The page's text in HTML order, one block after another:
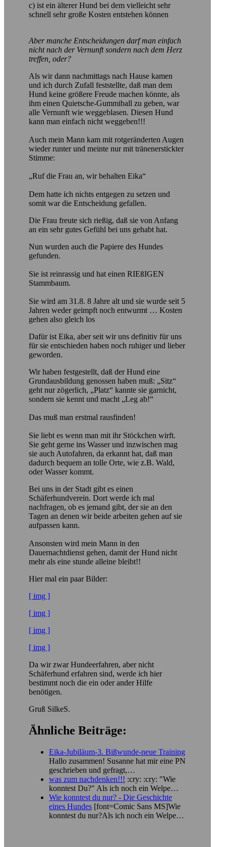
c) ist ein älterer Hund bei dem vielleicht sehr
schnell sehr große Kosten entstehen können
Aber manche Entscheidungen darf man einfach
nicht nach der Vernunft sondern nach dem Herz
treffen, oder?
Als wir dann nachmittags nach Hause kamen
und ich durch Zufall feststellte, daß man dem
Hund keine größere Freude machen könnte, als
ihm einen Quietsche-Gummiball zu geben, war
alle Vernunft wie weggeblasen. Diesen Hund
kann man einfach nicht weggeben!!!
Auch mein Mann kam mit rotgeränderten Augen
wieder runter und meinte nur mit tränenerstickter
Stimme:
„Ruf die Frau an, wir behalten Eika“
Dem hatte ich nichts entgegen zu setzen und
somit war die Entscheidung gefallen.
Die Frau freute sich rießig, daß sie von Anfang
an ein sehr gutes Gefühl bei uns gehabt hat.
Nun wurden auch die Papiere des Hundes
gefunden.
Sie ist reinrassig und hat einen RIEßIGEN
Stammbaum.
Sie wird am 31.8. 8 Jahre alt und sie wurde seit 5
Jahren weder geimpft noch entwurmt … Kosten
gehen also gleich los
Dafür ist Eika, aber seit wir uns definitiv für uns
für sie entschieden haben noch ruhiger und lieber
geworden.
Wir haben festgestellt, daß der Hund eine
Grundausbildung genossen haben muß: „Sitz“
geht nur zögerlich, „Platz“ kannte sie garnicht,
sondern sie kennt und macht „Leg ab!“
Das muß man erstmal rausfinden!
Sie liebt es wenn man mit ihr Stöckchen wirft.
Sie geht gerne ins Wasser und inzwischen mag
sie auch Autofahren, da erkannt hat, daß man
dadurch bequem an tolle Orte, wie z.B. Wald,
oder Wasser kommt.
Bei uns in der Stadt gibt es einen
Schäferhundverein. Dort werde ich mal
nachfragen, ob es jemand gibt, der sie an den
Tagen an denen wir beide arbeiten gehen auf sie
aufpassen kann.
Ansonsten wird mein Mann in den
Dauernachtdienst gehen, damit der Hund nicht
mehr als eine stunde alleine bleibt!!
Hier mal ein paar Bilder:
[ img ]
[ img ]
[ img ]
[ img ]
Da wir zwar Hundeerfahren, aber nicht
Schäferhund erfahren sind, werde ich hier
bestimmt noch die ein oder ander Hilfe
benötigen.
Gruß SilkeS.
Ähnliche Beiträge:
Eika-Jubiläum-3. Bißwunde-neue Training
Hallo zusammen! Susanne hat mir eine PN
geschrieben und gefragt,…
was zum nachdenken!!! :cry: :cry: "Wie
konntest Du?" Als ich noch ein Welpe…
Wie konntest du nur? - Die Geschichte
eines Hundes [font=Comic Sans MS]Wie
konntest du nur?Als ich noch ein Welpe…